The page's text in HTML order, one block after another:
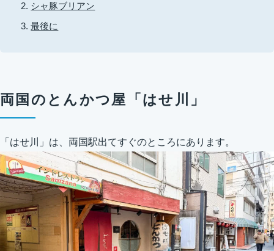
シャ豚ブリアン
最後に
両国のとんかつ屋「はせ川」
「はせ川」は、両国駅出てすぐのところにあります。